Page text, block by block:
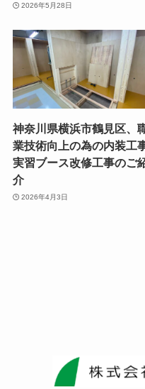
2026年5月28日
神奈川県横浜市鶴見区、
業技術向上の為の内装工
実習ブース改修工事のご
介
2026年4月3日